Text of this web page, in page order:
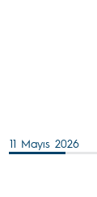
11 Mayıs 2026